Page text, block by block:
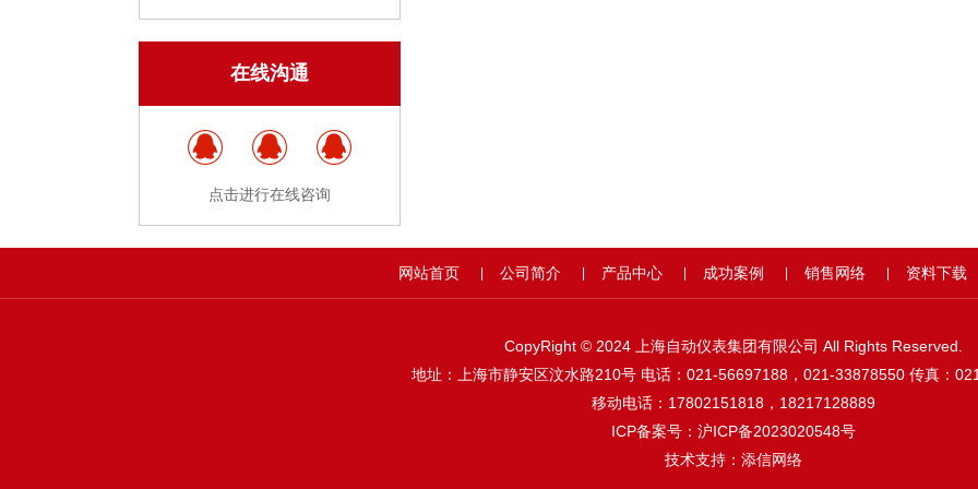
在线沟通
点击进行在线咨询
网站首页 公司简介 产品中心 成功案例 销售网络 资料下载
CopyRight © 2024 上海自动仪表集团有限公司 All Rights Reserved.
地址：上海市静安区汶水路210号 电话：021-56697188，021-33878550 传真：
移动电话：17802151818，18217128889
ICP备案号： 沪ICP备2023020548号
技术支持： 添信网络